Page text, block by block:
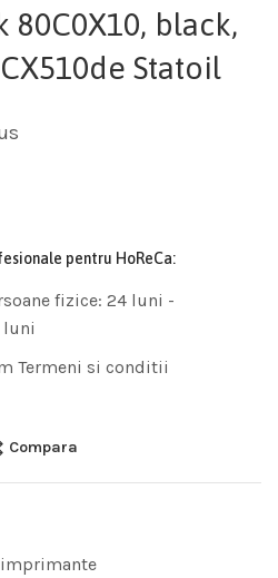
80C0X10, black,
Statoil
pentru HoReCa:
fizice: 24 luni -
luni
Termeni si conditii
Compara